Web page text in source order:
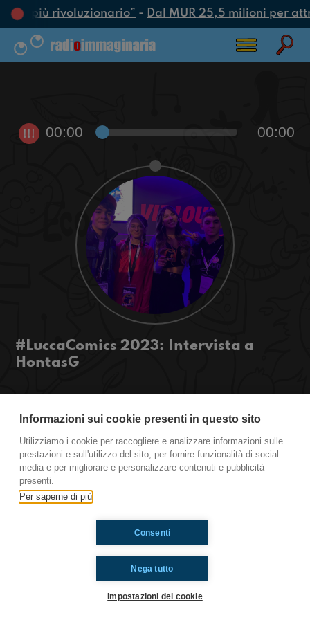
più rivoluzionario”- Dal MUR 25,5 milioni per
!!! 00:00 00:00
#LuccaComics 2023: Intervista a
HontasG
&amp; Games e abbiamo avuto l'occasione di
conosciute in Italia.
Clicca play per ascoltare i suoi segreti nel mondo
del gaming.
Ti è piaciuto? Condividilo!
Informazioni sui cookie presenti in questo sito
Utilizziamo i cookie per raccogliere e analizzare informazioni sulle
prestazioni e sull'utilizzo del sito, per fornire funzionalità di social
media e per migliorare e personalizzare contenuti e pubblicità
presenti.
Per saperne di più
Nega tutto
Consenti
Impostazioni dei cookie